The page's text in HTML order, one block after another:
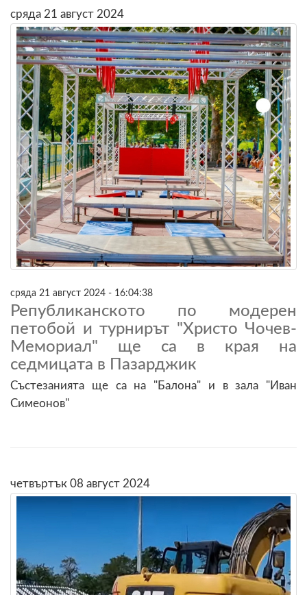
сряда 21 август 2024
сряда 21 август 2024 - 16:04:38
Републиканското по модерен
петобой и турнирът "Христо Чочев-
Мемориал" ще са в края на
седмицата в Пазарджик
Състезанията ще са на "Балона" и в зала "Иван
Симеонов"
четвъртък 08 август 2024